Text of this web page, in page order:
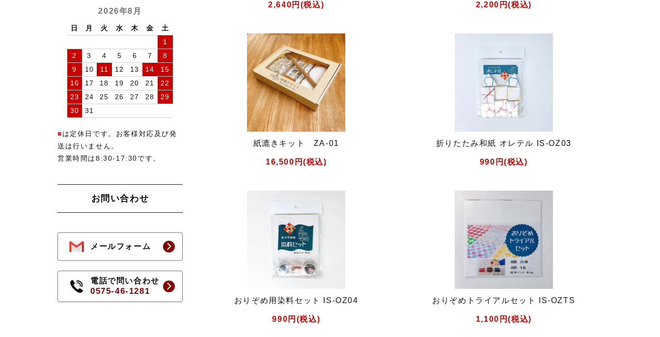
2026年8月
日 月 火 水 木 金
土
1
2
3 4 5 6 7
8
9
10 11 12 13 14
15
16
17 18 19 20 21
22
23
24 25 26 27 28
29
30
31
■は定休日です。お客様対応及び発
送は行いません。
営業時間は8:30-17:30です。
お問い合わせ
メールフォーム
電話で問い合わせ
0575-46-1281
2,640円(税込) 2,200円(税込)
紙漉きキット ZA-01
16,500円(税込)
折りたたみ和紙 オレテル IS-OZ03
990円(税込)
おりぞめ用染料セット IS-OZ04
990円(税込)
おりぞめトライアルセット IS-OZTS
1,100円(税込)